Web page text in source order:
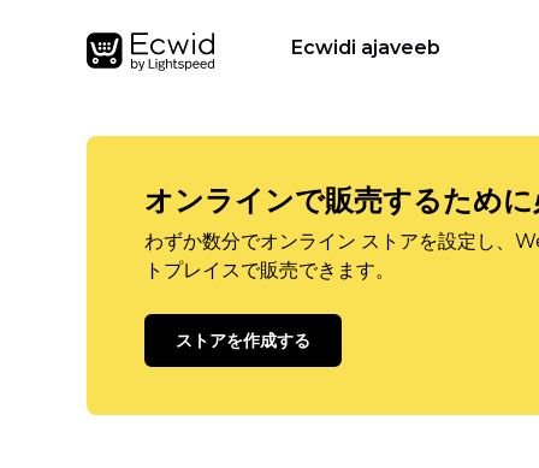
Ecwidi ajaveeb
オンラインで販売するため
わずか数分でオンライン ストアを設定し、
トプレイスで販売できます。
ストアを作成する